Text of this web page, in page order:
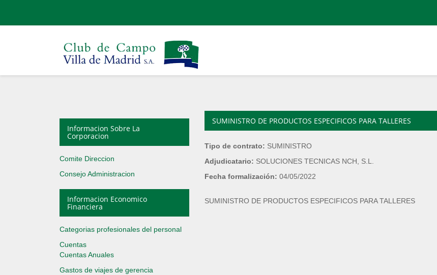
Informacion Sobre La
Corporacion
Comite Direccion
Consejo Administracion
Informacion Economico
Financiera
Categorias profesionales del personal
Cuentas
Cuentas Anuales
Gastos de viajes de gerencia
SUMINISTRO DE PRODUCTOS ESPECIFICOS PARA TALLERES
Tipo de contrato: SUMINISTRO
Adjudicatario: SOLUCIONES TECNICAS NCH, S.L.
Fecha formalización: 04/05/2022
SUMINISTRO DE PRODUCTOS ESPECIFICOS PARA TALLERES